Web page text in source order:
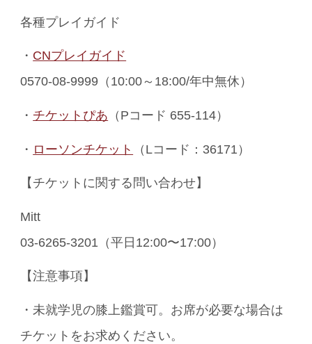
各種プレイガイド
・ CNプレイガイド
0570-08-9999（10:00～18:00/年中無休）
・ チケットぴあ （Pコード 655-114）
・ ローソンチケット （Lコード：36171）
【チケットに関する問い合わせ】
Mitt
03-6265-3201（平日12:00〜17:00）
【注意事項】
・未就学児の膝上鑑賞可。お席が必要な場合は
チケットをお求めください。